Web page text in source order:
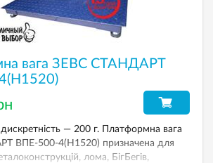
вага ЗЕВС СТАНДАРТ
— 200 г. Платформна вага
ВПЕ-500-4(Н1520) призначена для
лома, БігБегів,